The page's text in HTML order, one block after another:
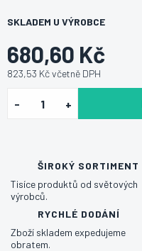
680,60 Kč
823,53 Kč včetně DPH
SKLADEM U VÝROBCE
ŠIROKÝ SORTIMENT
Tisíce produktů od světových
výrobců.
RYCHLÉ DODÁNÍ
Zboží skladem expedujeme
obratem.